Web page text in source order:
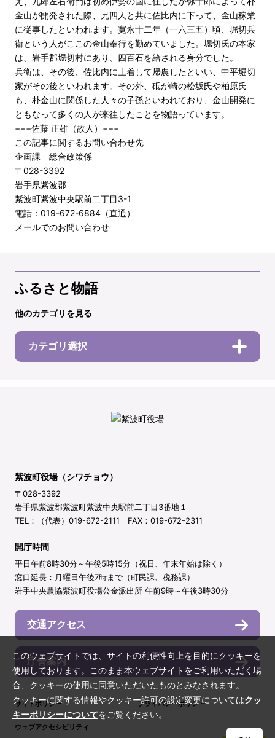
金山が開発された際、兄四人と共に佐比内に下って、金山稼業
に従事したといわれます。寛永十二年（一六三五）頃、堀切兵
衛という人がここの金山奉行を勤めていました。堀切氏の本家
は、岩手郡堀切村にあり、四百石を給される身分でした。
兵衛は、その後、佐比内に土着して帰農したといい、中平堀切
家がその後といわれます。その外、砥が崎の松坂氏や柏原氏
も、朴金山に関係した人々の子孫といわれており、金山開発に
ともなって多くの人が来往したことを物語っています。
−−−佐藤 正雄（故人）−−−
この記事に関するお問い合わせ先
企画課 総合政策係
〒028-3392
岩手県紫波郡
紫波町紫波中央駅前二丁目3-1
電話：019-672-6884（直通）
メールでのお問い合わせ
ふるさと物語
他のカテゴリを見る
カテゴリ選択
紫波町役場（シワチョウ）
〒028-3392
岩手県紫波郡紫波町紫波中央駅前二丁目3番地１
TEL：（代表）019-672-2111 FAX：019-672-2311
開庁時間
平日午前8時30分～午後5時15分（祝日、年末年始は除く）
窓口延長：月曜日午後7時まで（町民課、税務課）
岩手中央農協紫波町役場公金派出所 午前9時～午後3時30分
交通アクセス
庁舎案内
サイトポリシー プライバシーポリシー
ウェブアクセシビリティ
このウェブサイトでは、サイトの利便性向上を目的にクッキーを
使用しております。このまま本ウェブサイトをご利用いただく場
合、クッキーの使用に同意いただいたものとみなされます。
クッキーに関する情報やクッキー許可の設定変更についてはクッ
キーポリシーについてをご覧ください。